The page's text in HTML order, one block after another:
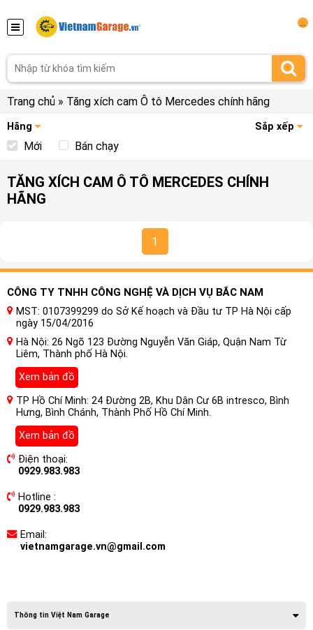
Trang chủ » Tăng xích cam Ô tô Mercedes chính hãng
Hãng Sắp xếp
Mới Bán chạy
TĂNG XÍCH CAM Ô TÔ MERCEDES CHÍNH
HÃNG
1
CÔNG TY TNHH CÔNG NGHỆ VÀ DỊCH VỤ BẮC NAM
MST: 0107399299 do Sở Kế hoạch và Đầu tư TP Hà Nội cấp
ngày 15/04/2016
Hà Nội: 26 Ngõ 123 Đường Nguyễn Văn Giáp, Quận Nam Từ
Liêm, Thành phố Hà Nội.
Xem bản đồ
TP Hồ Chí Minh: 24 Đường 2B, Khu Dân Cư 6B intresco, Bình
Hưng, Bình Chánh, Thành Phố Hồ Chí Minh.
Xem bản đồ
Điện thoại:
0929.983.983
Hotline :
0929.983.983
Email:
vietnamgarage.vn@gmail.com
Thông tin Việt Nam Garage